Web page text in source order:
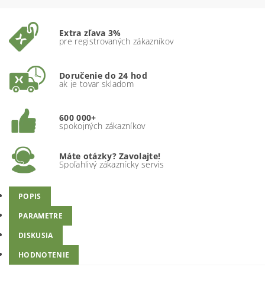
Extra zľava 3%
pre registrovaných zákazníkov
Doručenie do 24 hod
ak je tovar skladom
600 000+
spokojných zákazníkov
Máte otázky? Zavolajte!
Spoľahlivý zákaznícky servis
POPIS
PARAMETRE
DISKUSIA
HODNOTENIE